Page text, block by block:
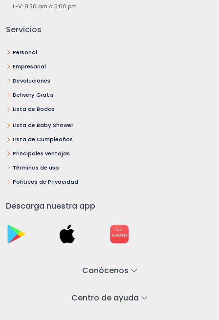
L-V: 8:30 am a 5:00 pm
Servicios
Personal
Empresarial
Devoluciones
Delivery Gratis
Lista de Bodas
Lista de Baby Shower
Lista de Cumpleaños
Principales ventajas
Términos de uso
Políticas de Privacidad
Descarga nuestra app
Conócenos
Centro de ayuda